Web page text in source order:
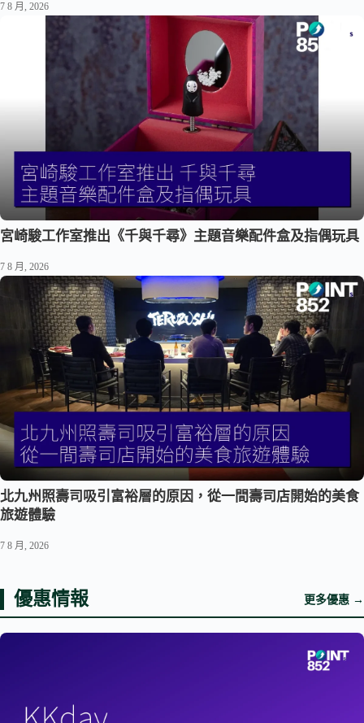
7 8 月, 2026
宮崎駿工作室推出《千與千尋》主題音樂配件盒及指偶玩具
7 8 月, 2026
北九州照壽司吸引富裕層的原因，從一間壽司店開始的美食
旅遊體驗
7 8 月, 2026
優惠情報 更多優惠 →